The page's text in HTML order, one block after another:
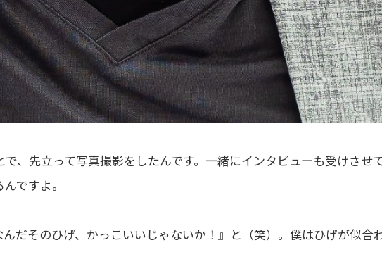
、先立って写真撮影をしたんです。一緒にインタビューも受けさせ
ですよ。
だそのひげ、かっこいいじゃないか！』と（笑）。僕はひげが似合